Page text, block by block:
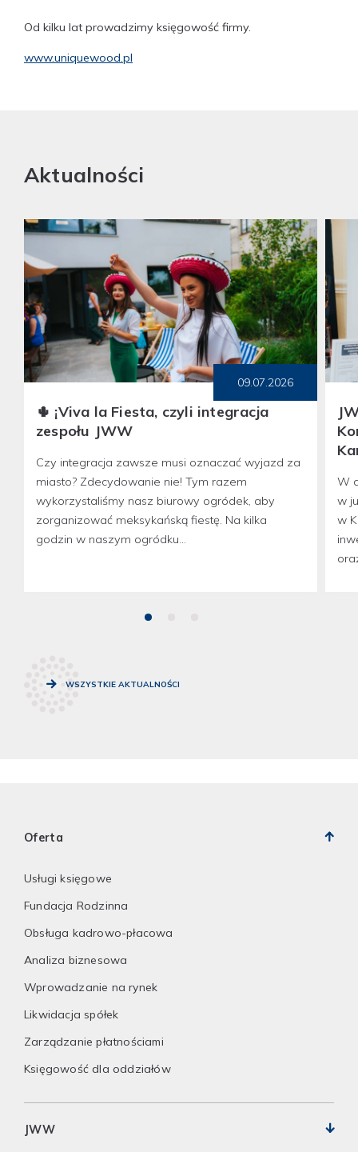
Od kilku lat prowadzimy księgowość firmy.
www.uniquewood.pl
Aktualności
🌵 ¡Viva la Fiesta, czyli integracja
zespołu JWW
09.07.2026
Czy integracja zawsze musi oznaczać wyjazd za
miasto? Zdecydowanie nie! Tym razem
wykorzystaliśmy nasz biurowy ogródek, aby
zorganizować meksykańską fiestę. Na kilka
godzin w naszym ogródku...
W
w
w
WSZYSTKIE AKTUALNOŚCI
Oferta
Usługi księgowe
Fundacja Rodzinna
Obsługa kadrowo-płacowa
Analiza biznesowa
Wprowadzanie na rynek
Likwidacja spółek
Zarządzanie płatnościami
Księgowość dla oddziałów
JWW